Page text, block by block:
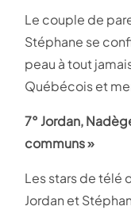
Le couple de
Stéphane se
peau à tout
Québécois et
7° Jordan,
communs »
Les stars de télé
Jordan et